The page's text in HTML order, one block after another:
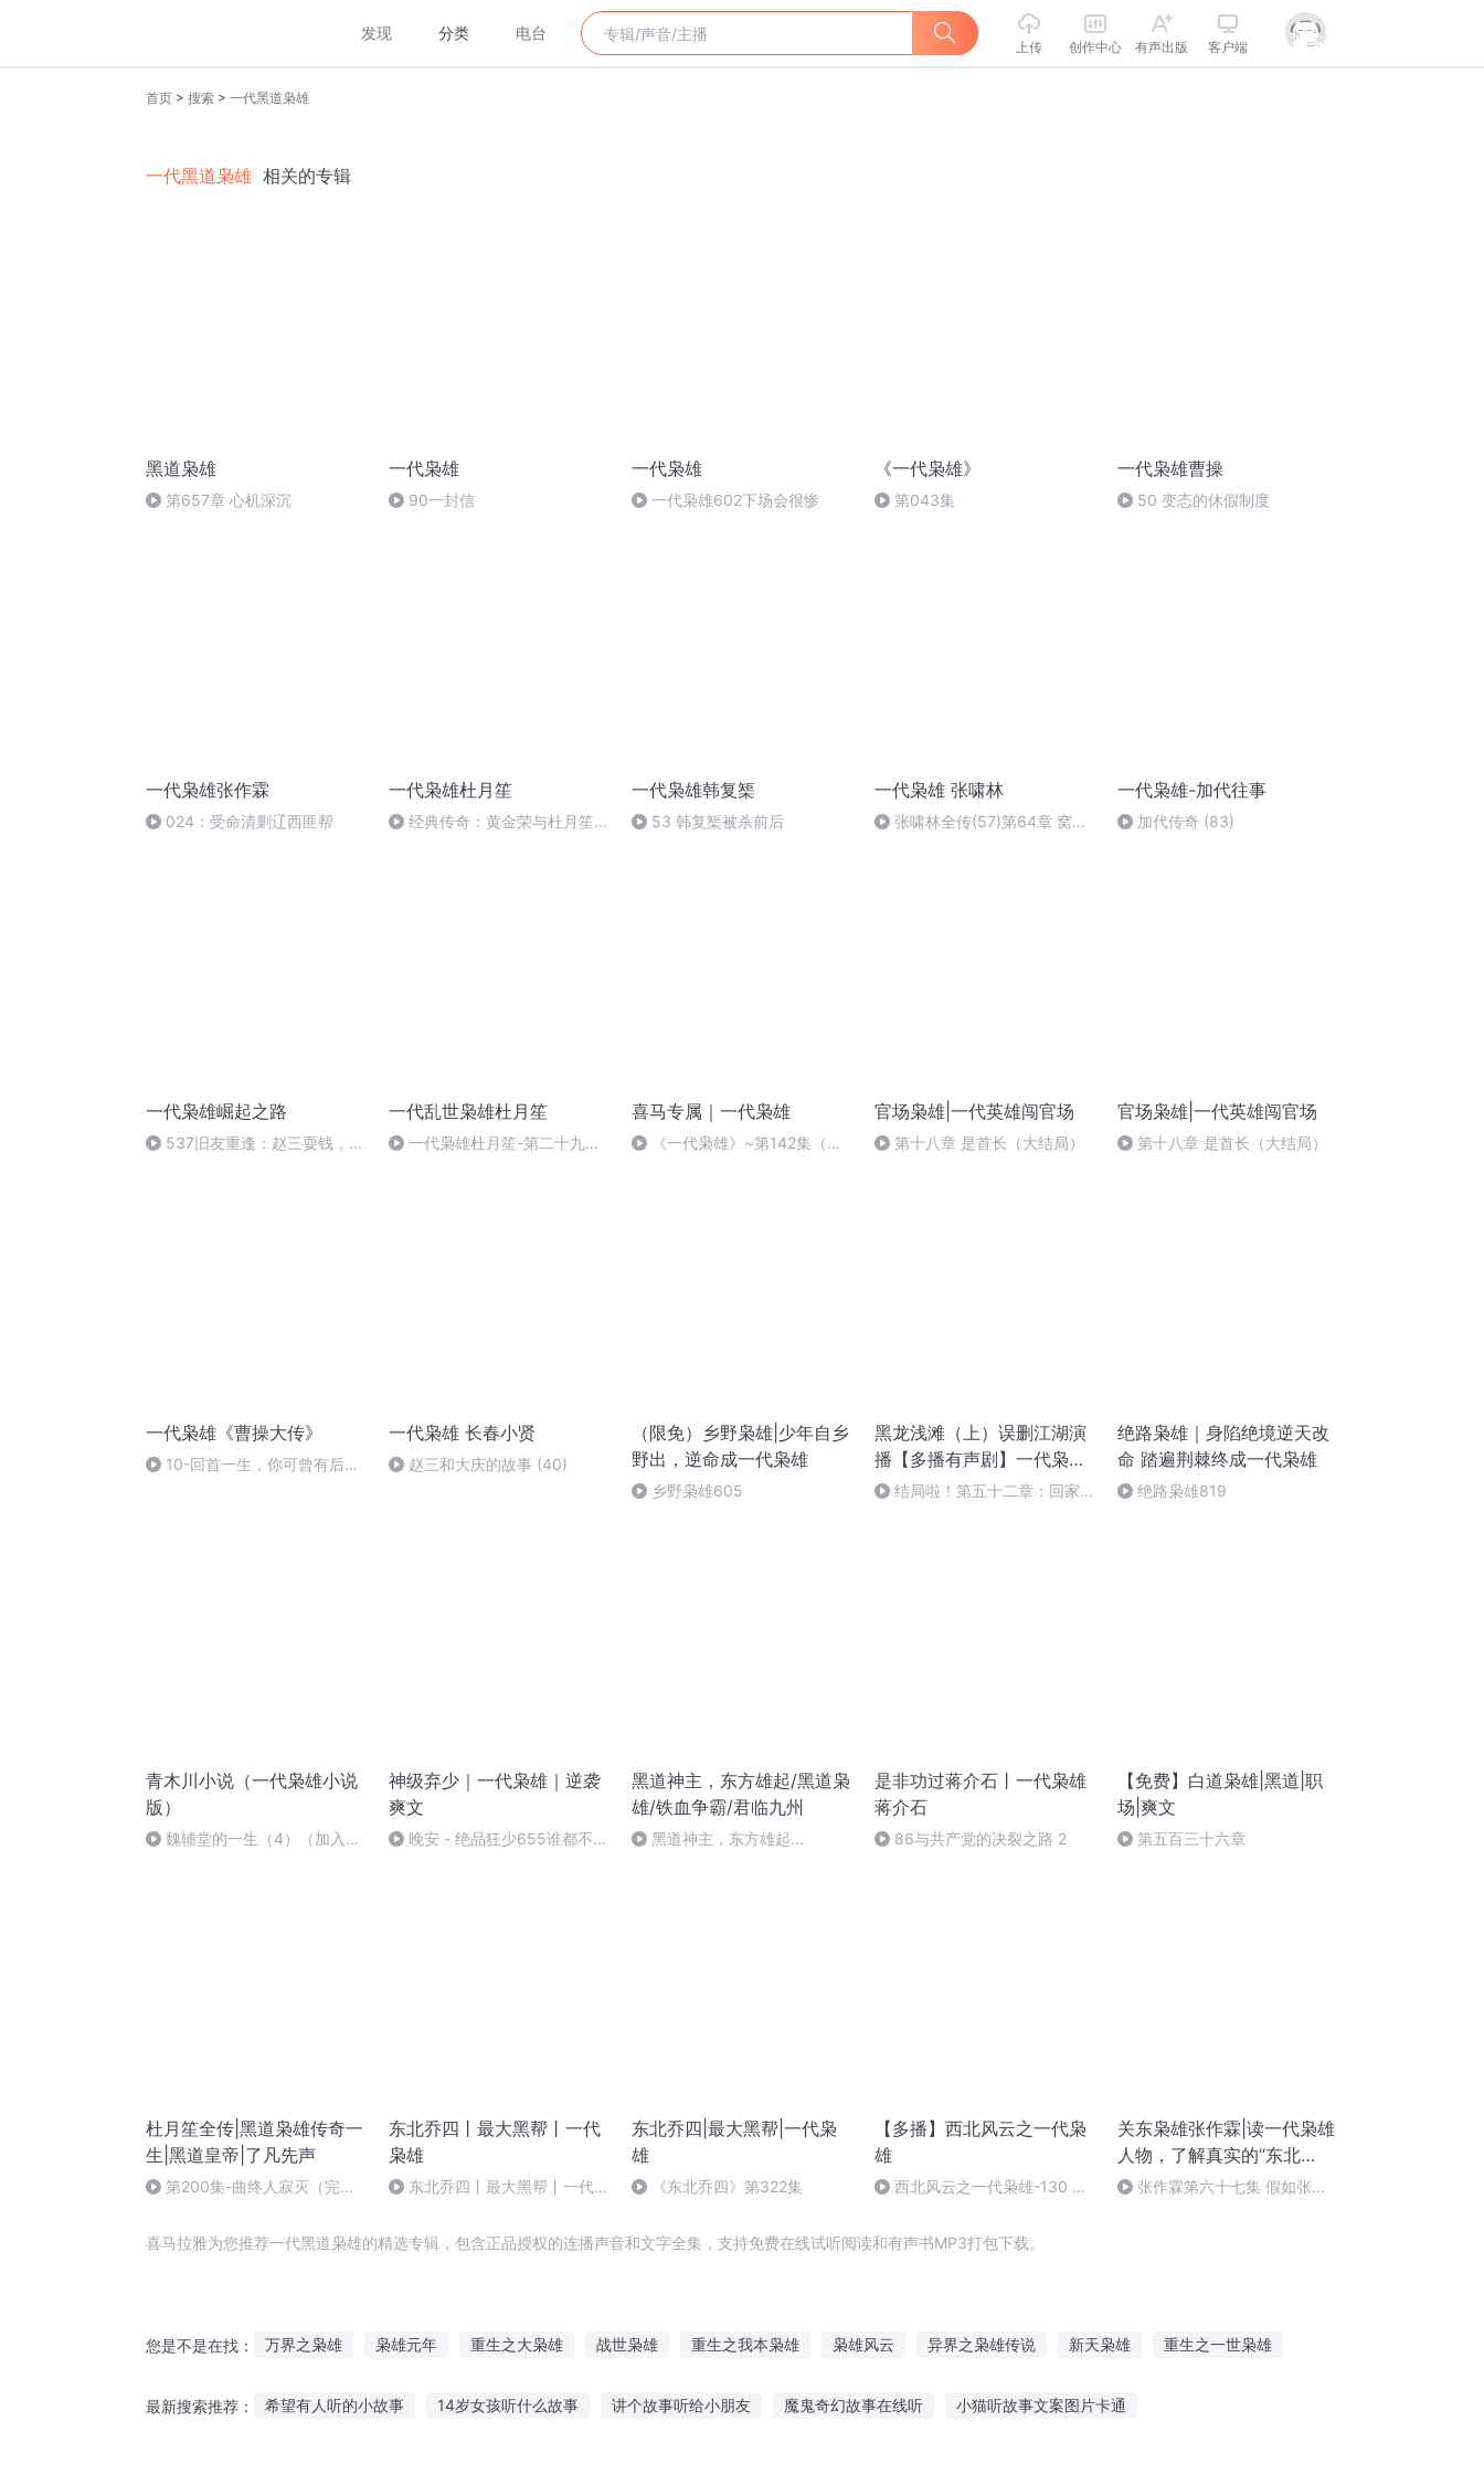
发现 分类 电台
上传 创作中心 有声出版 客户端
首页 > 搜索 > 一代黑道枭雄
一代黑道枭雄 相关的专辑
黑道枭雄
第657章 心机深沉
一代枭雄
90一封信
一代枭雄
一代枭雄602下场会很惨
《一代枭雄》
第043集
一代枭雄曹操
50 变态的休假制度
一代枭雄张作霖
024：受命清剿辽西匪帮
一代枭雄杜月笙
经典传奇：黄金荣与杜月笙的
一代枭雄韩复榘
53 韩复榘被杀前后
一代枭雄 张啸林
张啸林全传(57)第64章 窝里
一代枭雄-加代往事
加代传奇 (83)
一代枭雄崛起之路
537旧友重逢：赵三耍钱，挺
一代乱世枭雄杜月笙
一代枭雄杜月笙-第二十九集-
喜马专属｜一代枭雄
《一代枭雄》~第142集（完
官场枭雄|一代英雄闯官场
第十八章 是首长（大结局）
官场枭雄|一代英雄闯官场
第十八章 是首长（大结局）
一代枭雄《曹操大传》
10-回首一生，你可曾有后悔
一代枭雄 长春小贤
赵三和大庆的故事 (40)
（限免）乡野枭雄|少年自乡
野出，逆命成一代枭雄
乡野枭雄605
黑龙浅滩（上）误删江湖演
播【多播有声剧】一代枭雄
黑道沉浮
结局啦！第五十二章：回家
绝路枭雄｜身陷绝境逆天改
命 踏遍荆棘终成一代枭雄
绝路枭雄819
青木川小说（一代枭雄小说
版）
魏辅堂的一生（4）（加入红
神级弃少｜一代枭雄｜逆袭
爽文
晚安 - 绝品狂少655谁都不行
黑道神主，东方雄起/黑道枭
雄/铁血争霸/君临九州
黑道神主，东方雄起
是非功过蒋介石丨一代枭雄
蒋介石
86与共产党的决裂之路 2
【免费】白道枭雄|黑道|职
场|爽文
第五百三十六章
杜月笙全传|黑道枭雄传奇一
生|黑道皇帝|了凡先声
第200集-曲终人寂灭（完）-
东北乔四丨最大黑帮丨一代
枭雄
东北乔四丨最大黑帮丨一代枭
东北乔四|最大黑帮|一代枭
雄
《东北乔四》第322集
【多播】西北风云之一代枭
雄
西北风云之一代枭雄-130 太
关东枭雄张作霖|读一代枭雄
人物，了解真实的“东北
王”张作霖
张作霖第六十七集 假如张作
喜马拉雅为您推荐一代黑道枭雄的精选专辑，包含正品授权的连播声音和文字全集，支持免费在线试听阅读和有声书MP3打包下载。
您是不是在找： 万界之枭雄 枭雄元年 重生之大枭雄 战世枭雄 重生之我本枭雄 枭雄风云 异界之枭雄传说 新天枭雄 重生之一世枭雄
最新搜索推荐： 希望有人听的小故事 14岁女孩听什么故事 讲个故事听给小朋友 魔鬼奇幻故事在线听 小猫听故事文案图片卡通